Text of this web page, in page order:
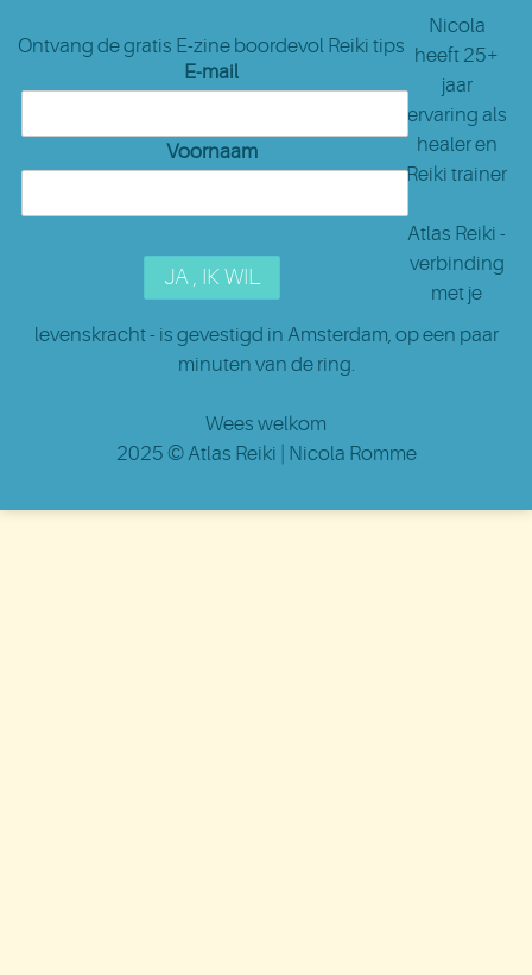
Ontvang de gratis E-zine boordevol Reiki tips
E-mail
Voornaam
Nicola
heeft 25+
jaar
ervaring als
healer en
Reiki trainer
Atlas Reiki -
verbinding
met je
levenskracht - is gevestigd in Amsterdam, op een paar
minuten van de ring.
Wees welkom
2025 ©Atlas Reiki | Nicola Romme